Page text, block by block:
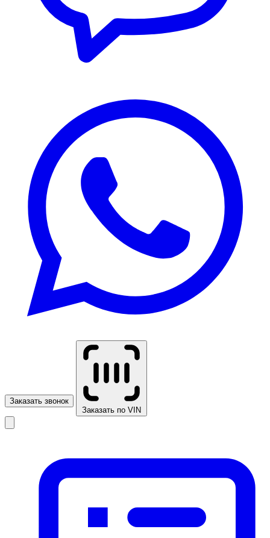
Заказать звонок
Заказать по VIN